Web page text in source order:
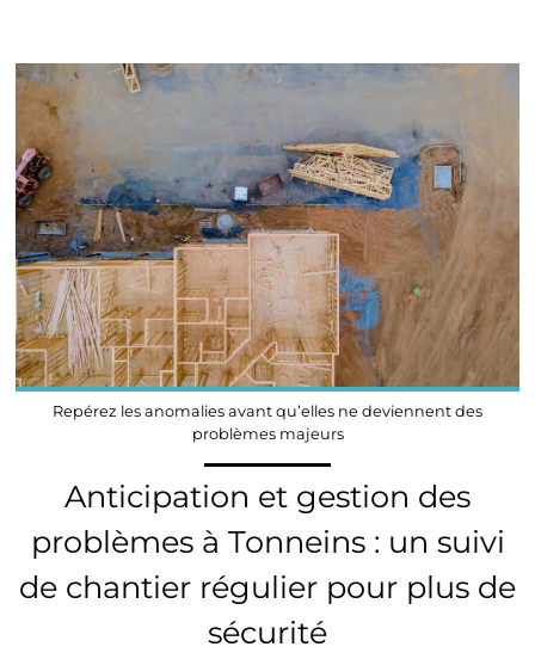
Repérez les anomalies avant qu’elles ne deviennent des
problèmes majeurs
Anticipation et gestion des
problèmes à Tonneins : un suivi
de chantier régulier pour plus de
sécurité